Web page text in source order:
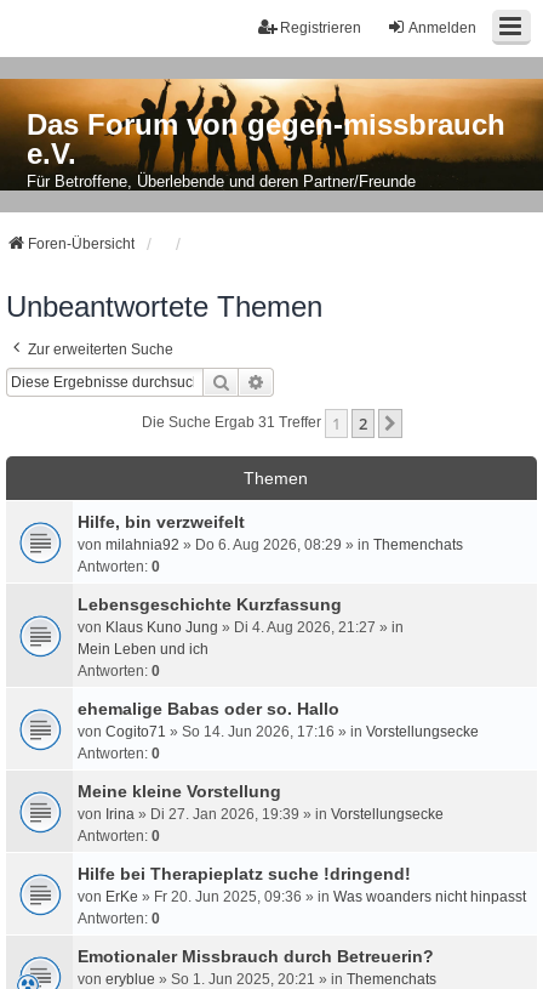
Anmelden
Registrieren
Das Forum von gegen-missbrauch
e.V.
Für Betroffene, Überlebende und deren Partner/Freunde
Foren-Übersicht
Unbeantwortete Themen
Zur erweiterten Suche
Suche
Die Suche Ergab 31 Treffer 1 2
Themen
Hilfe, bin verzweifelt
von milahnia92 » Do 6. Aug 2026, 08:29 » in Themenchats
Antworten: 0
Lebensgeschichte Kurzfassung
von Klaus Kuno Jung » Di 4. Aug 2026, 21:27 » in
Mein Leben und ich
Antworten: 0
ehemalige Babas oder so. Hallo
von Cogito71 » So 14. Jun 2026, 17:16 » in Vorstellungsecke
Antworten: 0
Meine kleine Vorstellung
von Irina » Di 27. Jan 2026, 19:39 » in Vorstellungsecke
Antworten: 0
Hilfe bei Therapieplatz suche !dringend!
von ErKe » Fr 20. Jun 2025, 09:36 » in Was woanders nicht hinpasst
Antworten: 0
Emotionaler Missbrauch durch Betreuerin?
von eryblue » So 1. Jun 2025, 20:21 » in Themenchats